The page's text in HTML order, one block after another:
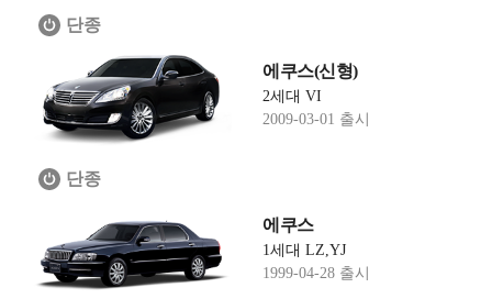
단종
에쿠스(신형)
2세대 VI
2009-03-01 출시
단종
에쿠스
1세대 LZ,YJ
1999-04-28 출시